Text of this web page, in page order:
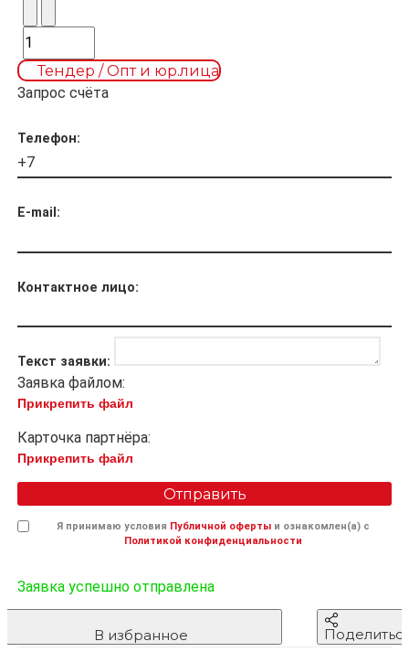
Тендер / Опт и юр.лица
Запрос счёта
Телефон:
E-mail:
Контактное лицо:
Текст заявки:
Заявка файлом:
Прикрепить файл
Карточка партнёра:
Прикрепить файл
Отправить
Я принимаю условия Публичной офертыи ознакомлен(а) с
Политикой конфиденциальности
Заявка успешно отправлена
В избранное